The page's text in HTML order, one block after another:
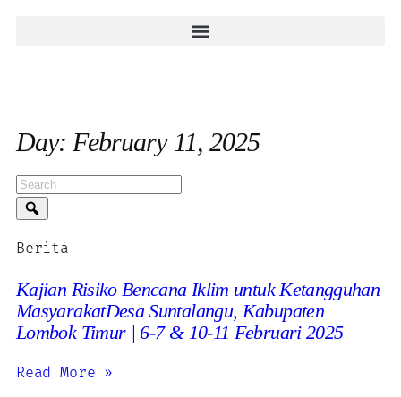
Day: February 11, 2025
Berita
Kajian Risiko Bencana Iklim untuk Ketangguhan
MasyarakatDesa Suntalangu, Kabupaten
Lombok Timur | 6-7 & 10-11 Februari 2025
Read More »